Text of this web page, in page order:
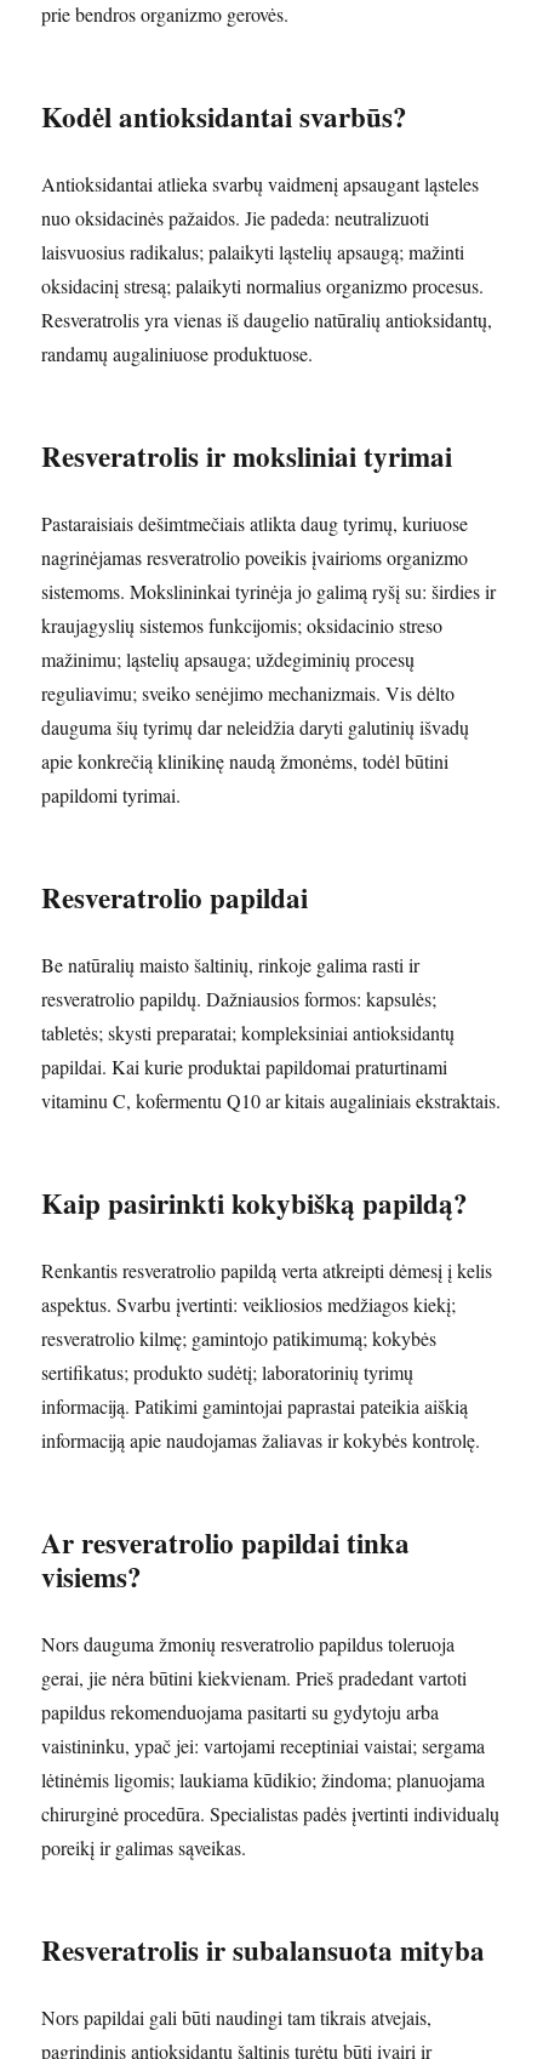
prie bendros organizmo gerovės.
Kodėl antioksidantai svarbūs?
Antioksidantai atlieka svarbų vaidmenį apsaugant ląsteles
nuo oksidacinės pažaidos. Jie padeda: neutralizuoti
laisvuosius radikalus; palaikyti ląstelių apsaugą; mažinti
oksidacinį stresą; palaikyti normalius organizmo procesus.
Resveratrolis yra vienas iš daugelio natūralių antioksidantų,
randamų augaliniuose produktuose.
Resveratrolis ir moksliniai tyrimai
Pastaraisiais dešimtmečiais atlikta daug tyrimų, kuriuose
nagrinėjamas resveratrolio poveikis įvairioms organizmo
sistemoms. Mokslininkai tyrinėja jo galimą ryšį su: širdies ir
kraujagyslių sistemos funkcijomis; oksidacinio streso
mažinimu; ląstelių apsauga; uždegiminių procesų
reguliavimu; sveiko senėjimo mechanizmais. Vis dėlto
dauguma šių tyrimų dar neleidžia daryti galutinių išvadų
apie konkrečią klinikinę naudą žmonėms, todėl būtini
papildomi tyrimai.
Resveratrolio papildai
Be natūralių maisto šaltinių, rinkoje galima rasti ir
resveratrolio papildų. Dažniausios formos: kapsulės;
tabletės; skysti preparatai; kompleksiniai antioksidantų
papildai. Kai kurie produktai papildomai praturtinami
vitaminu C, kofermentu Q10 ar kitais augaliniais ekstraktais.
Kaip pasirinkti kokybišką papildą?
Renkantis resveratrolio papildą verta atkreipti dėmesį į kelis
aspektus. Svarbu įvertinti: veikliosios medžiagos kiekį;
resveratrolio kilmę; gamintojo patikimumą; kokybės
sertifikatus; produkto sudėtį; laboratorinių tyrimų
informaciją. Patikimi gamintojai paprastai pateikia aiškią
informaciją apie naudojamas žaliavas ir kokybės kontrolę.
Ar resveratrolio papildai tinka
visiems?
Nors dauguma žmonių resveratrolio papildus toleruoja
gerai, jie nėra būtini kiekvienam. Prieš pradedant vartoti
papildus rekomenduojama pasitarti su gydytoju arba
vaistininku, ypač jei: vartojami receptiniai vaistai; sergama
lėtinėmis ligomis; laukiama kūdikio; žindoma; planuojama
chirurginė procedūra. Specialistas padės įvertinti individualų
poreikį ir galimas sąveikas.
Resveratrolis ir subalansuota mityba
Nors papildai gali būti naudingi tam tikrais atvejais,
pagrindinis antioksidantų šaltinis turėtų būti įvairi ir